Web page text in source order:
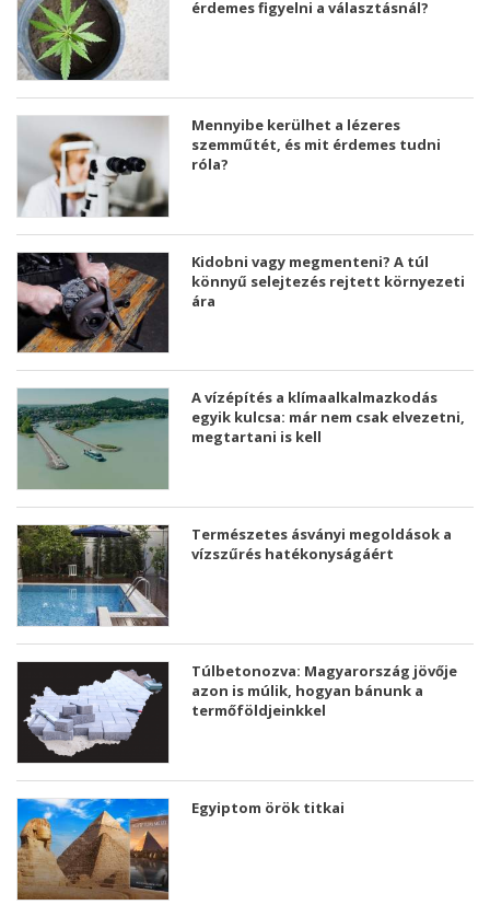
érdemes figyelni a választásnál?
Mennyibe kerülhet a lézeres
szemműtét, és mit érdemes tudni
róla?
Kidobni vagy megmenteni? A túl
könnyű selejtezés rejtett környezeti
ára
A vízépítés a klímaalkalmazkodás
egyik kulcsa: már nem csak elvezetni,
megtartani is kell
Természetes ásványi megoldások a
vízszűrés hatékonyságáért
Túlbetonozva: Magyarország jövője
azon is múlik, hogyan bánunk a
termőföldjeinkkel
Egyiptom örök titkai